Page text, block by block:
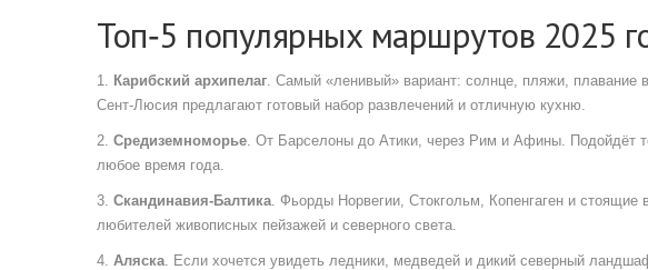
Топ‑5 популярных маршрутов 2025
1. Карибский архипелаг. Самый «ленивый» вариант: солнце, пляжи, плавание
Сент‑Люсия предлагают готовый набор развлечений и отличную кухню.
2. Средиземноморье. От Барселоны до Атики, через Рим и Афины. Подойдёт
любое время года.
3. Скандинавия‑Балтика. Фьорды Норвегии, Стокгольм, Копенгаген и
любителей живописных пейзажей и северного света.
4. Аляска. Если хочется увидеть ледники, медведей и дикий северный